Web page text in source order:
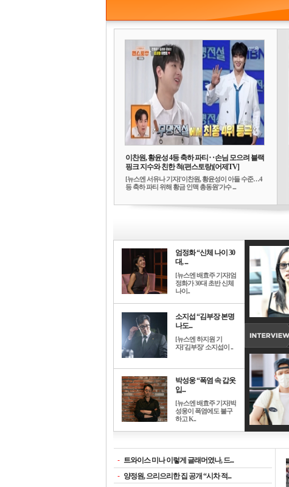
이찬원, 황윤성 4등 축하 파티‥손님 모으려 블랙
핑크 지수와 친한 척(편스토랑)[어제TV]
[뉴스엔 서유나 기자]'이찬원, 황윤성이 아들 수준…4
등 축하 파티 위해 황금 인맥 총동원'가수 ...
엄정화 “신체 나이 30
대, ...
[뉴스엔 배효주 기자]엄
정화가 30대 초반 신체
나이..
소지섭 “김부장 본명
나도...
[뉴스엔 하지원 기
자]'김부장' 소지섭이 ..
박성웅 “폭염 속 갑옷
입...
[뉴스엔 배효주 기자]박
성웅이 폭염에도 불구
하고 K..
- 트와이스 미나 이렇게 글래머였나, 드...
- 양정원, 으리으리한 집 공개 “시차 적...